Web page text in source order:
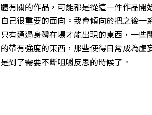
體有關的作品，可能都是從這一件作品
自己很重要的面向。我會傾向於把之後
只有通過身體在場才能出現的東西，一
的帶有強度的東西，那些使得日常成為
是到了需要不斷咀嚼反思的時候了。